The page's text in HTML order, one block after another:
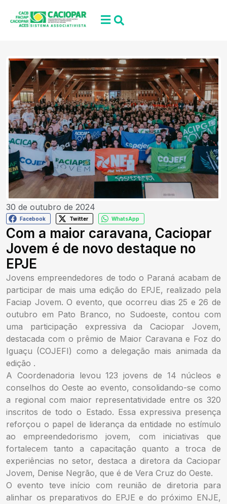
30 de outubro de 2024
Facebook Twitter WhatsApp
Com a maior caravana, Caciopar
Jovem é de novo destaque no
EPJE
Jovens empreendedores de todo o Paraná acabam de
participar de mais uma edição do EPJE, realizado pela
Faciap Jovem. O evento, que ocorreu dias 25 e 26 de
outubro em Pato Branco, no Sudoeste, contou com
uma participação expressiva da Caciopar Jovem,
destacada com o prêmio de Maior Caravana e Foz do
Iguaçu (COJEFI) como a delegação mais animada da
edição .
A Coordenadoria levou 123 jovens de 14 núcleos e
conselhos do Oeste ao evento, consolidando-se como
a regional com maior representatividade entre os 320
inscritos de todo o Estado. Essa expressiva presença
reforçou o papel de liderança da entidade no estímulo
ao empreendedorismo jovem, com iniciativas que
fortalecem tanto a capacitação quanto a troca de
experiências no setor, destaca a diretora da Caciopar
Jovem, Denise Negrão, que é de Vera Cruz do Oeste.
O evento teve início com reunião de diretoria para
alinhar os preparativos do EPJE e do próximo ENJE,